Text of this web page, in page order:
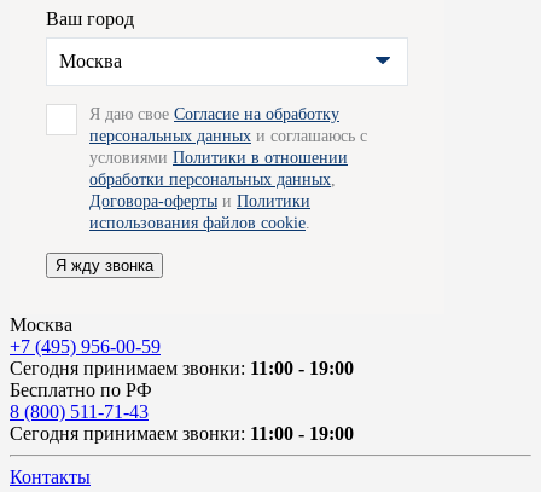
Ваш город
Москва
Я даю свое Согласие на обработку
персональных данных и соглашаюсь с
условиями Политики в отношении
обработки персональных данных,
Договора-оферты и Политики
использования файлов cookie.
Я жду звонка
Москва
+7 (495) 956-00-59
Сегодня принимаем звонки: 11:00 - 19:00
Бесплатно по РФ
8 (800) 511-71-43
Сегодня принимаем звонки: 11:00 - 19:00
Контакты